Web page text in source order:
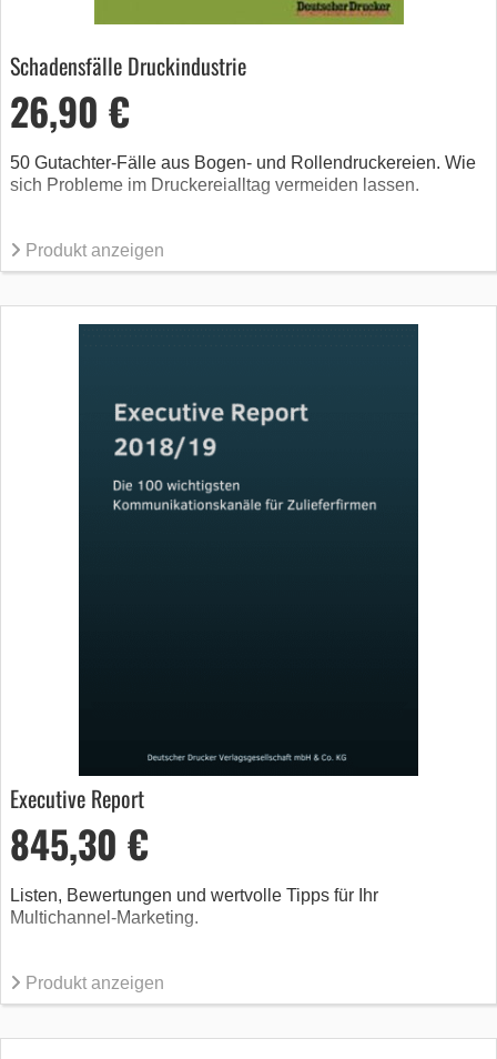
Schadensfälle Druckindustrie
26,90 €
50 Gutachter-Fälle aus Bogen- und Rollendruckereien. Wie
sich Probleme im Druckereialltag vermeiden lassen.
Produkt anzeigen
Executive Report
845,30 €
Listen, Bewertungen und wertvolle Tipps für Ihr
Multichannel-Marketing.
Produkt anzeigen